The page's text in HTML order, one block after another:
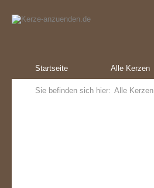
Startseite Alle Kerzen
Sie befinden sich hier: Alle Kerzen